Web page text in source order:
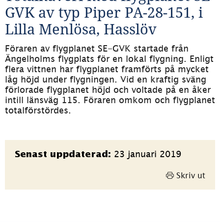
GVK av typ Piper PA-28-151, i
Lilla Menlösa, Hasslöv
Föraren av flygplanet SE-GVK startade från
Ängelholms flygplats för en lokal flygning. Enligt
flera vittnen har flygplanet framförts på mycket
låg höjd under flygningen. Vid en kraftig sväng
förlorade flygplanet höjd och voltade på en åker
intill länsväg 115. Föraren omkom och flygplanet
totalförstördes.
Sidinformation
Senast uppdaterad: 23 januari 2019
Skriv ut